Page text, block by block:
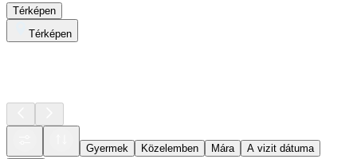
Térképen
Térképen
Gyermek Közelemben Mára
A vizit dátuma